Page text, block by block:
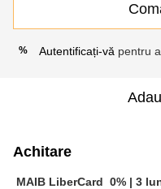
% Autentificați-vă pentru
Achitare
MAIB LiberCard 0% | 3